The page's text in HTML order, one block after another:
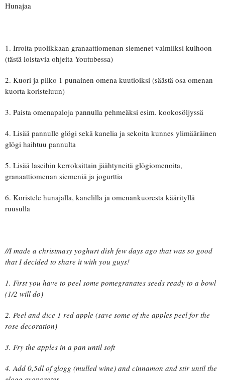
Hunajaa
1. Irroita puolikkaan granaattiomenan siemenet valmiiksi kulhoon
(tästä loistavia ohjeita Youtubessa)
2. Kuori ja pilko 1 punainen omena kuutioiksi (säästä osa omenan
kuorta koristeluun)
3. Paista omenapaloja pannulla pehmeäksi esim. kookosöljyssä
4. Lisää pannulle glögi sekä kanelia ja sekoita kunnes ylimääräinen
glögi haihtuu pannulta
5. Lisää laseihin kerroksittain jäähtyneitä glögiomenoita,
granaattiomenan siemeniä ja jogurttia
6. Koristele hunajalla, kanelilla ja omenankuoresta käärityllä
ruusulla
//I made a christmasy yoghurt dish few days ago that was so good
that I decided to share it with you guys!
1. First you have to peel some pomegranates seeds ready to a bowl
(1/2 will do)
2. Peel and dice 1 red apple (save some of the apples peel for the
rose decoration)
3. Fry the apples in a pan until soft
4. Add 0,5dl of glogg (mulled wine) and cinnamon and stir until the